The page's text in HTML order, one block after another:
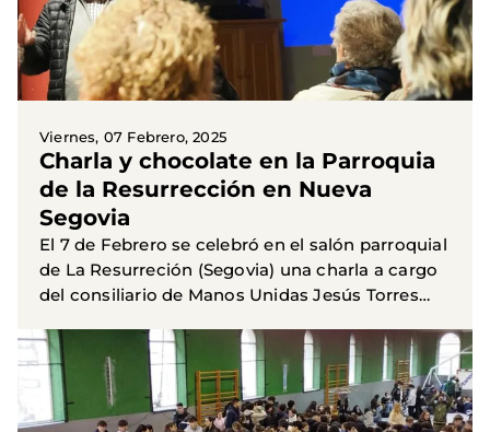
Viernes, 07 Febrero, 2025
Charla y chocolate en la Parroquia
de la Resurrección en Nueva
Segovia
El 7 de Febrero se celebró en el salón parroquial
de La Resurreción (Segovia) una charla a cargo
del consiliario de Manos Unidas Jesús Torres
años de...